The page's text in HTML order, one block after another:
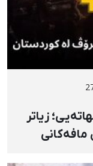
زیاتر
مافەکانی